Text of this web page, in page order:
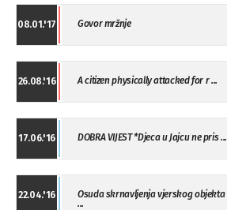
08.01.'17 Govor mržnje
26.08.'16 A citizen physically attacked for r ...
17.06.'16 DOBRA VIJEST *Djeca u Jajcu ne pris ...
22.04.'16
Osuda skrnavljenja vjerskog objekta
...